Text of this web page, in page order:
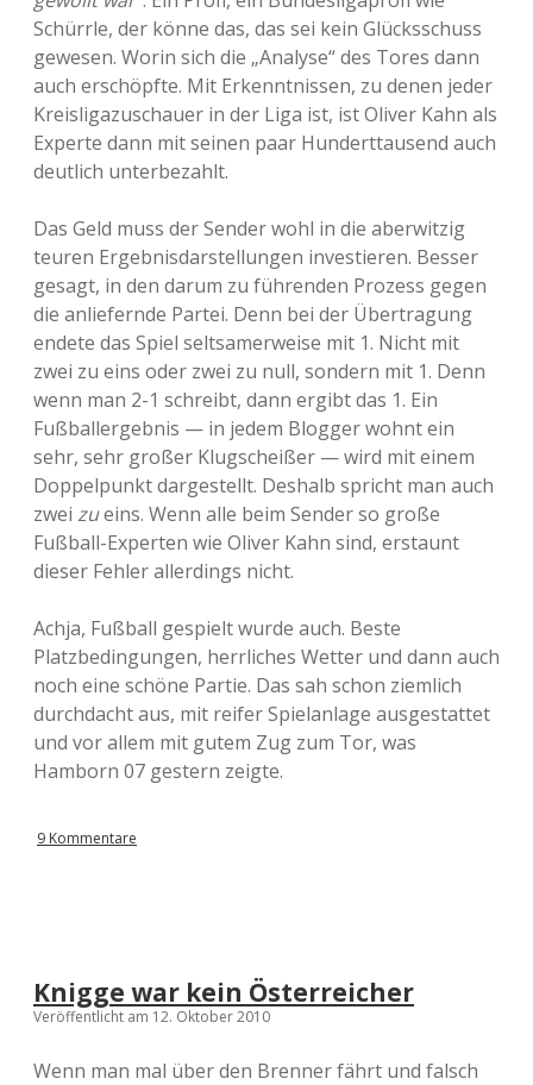
Schürrle, der könne das, das sei kein Glücksschuss
gewesen. Worin sich die „Analyse“ des Tores dann
auch erschöpfte. Mit Erkenntnissen, zu denen jeder
Kreisligazuschauer in der Liga ist, ist Oliver Kahn als
Experte dann mit seinen paar Hunderttausend auch
deutlich unterbezahlt.
Das Geld muss der Sender wohl in die aberwitzig
teuren Ergebnisdarstellungen investieren. Besser
gesagt, in den darum zu führenden Prozess gegen
die anliefernde Partei. Denn bei der Übertragung
endete das Spiel seltsamerweise mit 1. Nicht mit
zwei zu eins oder zwei zu null, sondern mit 1. Denn
wenn man 2-1 schreibt, dann ergibt das 1. Ein
Fußballergebnis — in jedem Blogger wohnt ein
sehr, sehr großer Klugscheißer — wird mit einem
Doppelpunkt dargestellt. Deshalb spricht man auch
zwei zueins. Wenn alle beim Sender so große
Fußball-Experten wie Oliver Kahn sind, erstaunt
dieser Fehler allerdings nicht.
Achja, Fußball gespielt wurde auch. Beste
Platzbedingungen, herrliches Wetter und dann auch
noch eine schöne Partie. Das sah schon ziemlich
durchdacht aus, mit reifer Spielanlage ausgestattet
und vor allem mit gutem Zug zum Tor, was
Hamborn 07 gestern zeigte.
9 Kommentare
Knigge war kein Österreicher
Veröffentlicht am 12. Oktober 2010
Wenn man mal über den Brenner fährt und falsch